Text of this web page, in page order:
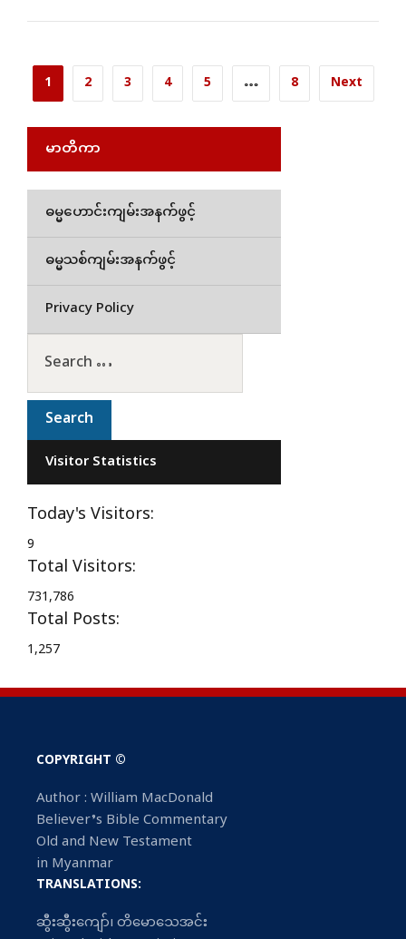
1 2 3 4 5 … 8 Next
မာတိကာ
ဓမ္မဟောင်းကျမ်းအနက်ဖွင့်
ဓမ္မသစ်ကျမ်းအနက်ဖွင့်
Privacy Policy
Visitor Statistics
Today's Visitors:
9
Total Visitors:
731,786
Total Posts:
1,257
COPYRIGHT ©
Author : William MacDonald
Believer’s Bible Commentary
Old and New Testament
in Myanmar
TRANSLATIONS:
ဆွီးဆွီးကျော်၊ တိမောသေအင်း